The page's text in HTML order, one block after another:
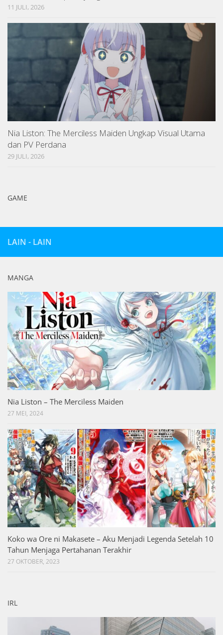
11 JULI, 2026
Nia Liston: The Merciless Maiden Ungkap Visual Utama
dan PV Perdana
29 JULI, 2026
GAME
LAIN - LAIN
MANGA
Nia Liston – The Merciless Maiden
27 MEI, 2024
Koko wa Ore ni Makasete – Aku Menjadi Legenda Setelah 10
Tahun Menjaga Pertahanan Terakhir
27 OKTOBER, 2023
IRL